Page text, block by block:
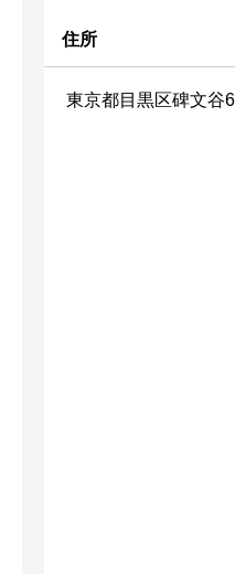
住所
東京都目黒区碑文谷